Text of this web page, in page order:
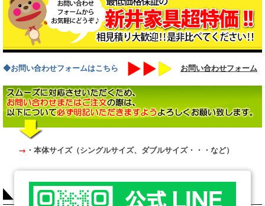
◆お問い合わせフォームはこちら お問い合わせフォーム
→ ・本体サイズ（シングルサイズ、ダブルサイズ・・・など）
COLUMN